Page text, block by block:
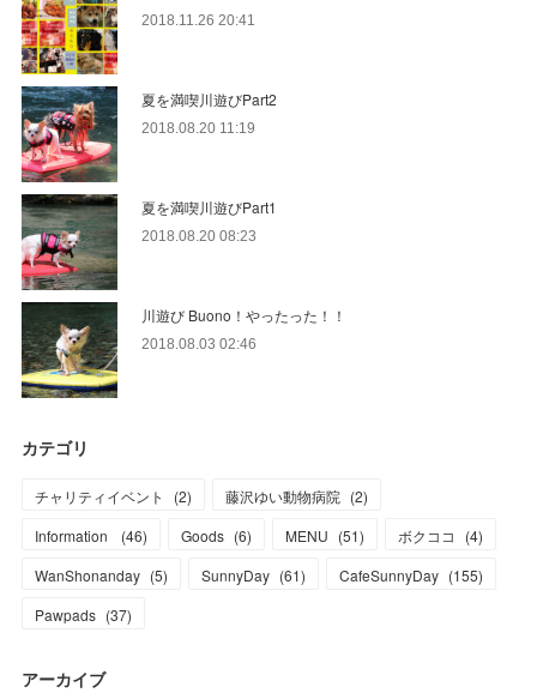
2018.11.26 20:41
夏を満喫川遊びPart2
2018.08.20 11:19
夏を満喫川遊びPart1
2018.08.20 08:23
川遊び Buono！やったった！！
2018.08.03 02:46
カテゴリ
チャリティイベント (2) 藤沢ゆい動物病院 (2)
Information
(46) Goods (6) MENU (51) ボクココ (4)
WanShonanday (5) SunnyDay (61) CafeSunnyDay (155)
Pawpads (37)
アーカイブ